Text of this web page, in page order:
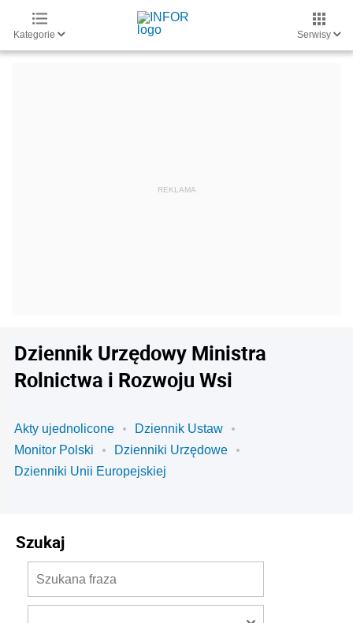
Kategorie Serwisy
Dziennik Urzędowy Ministra
Rolnictwa i Rozwoju Wsi
Akty ujednolicone
Dziennik Ustaw
Monitor Polski
Dzienniki Urzędowe
Dzienniki Unii Europejskiej
Szukaj